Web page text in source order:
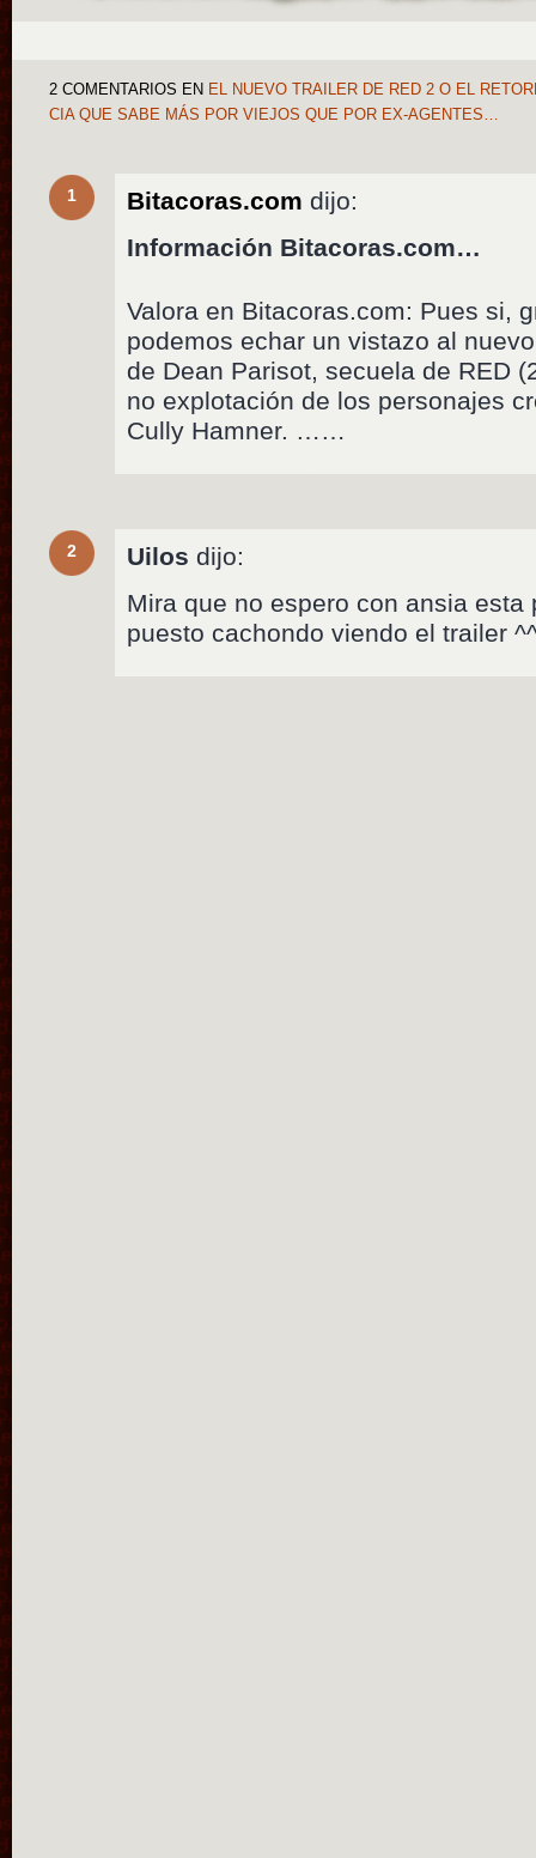
2 COMENTARIOS EN EL NUEVO TRAILER DE RED 2 O EL
CIA QUE SABE MÁS POR VIEJOS QUE POR EX-AGENTES…
1 Bitacoras.com dijo:
Información Bitacoras.com…
Valora en Bitacoras.com: Pues si,
podemos echar un vistazo al
de Dean Parisot, secuela de RED
no explotación de los personajes
Cully Hamner. ……
2 Uilos dijo:
Mira que no espero con ansia esta
puesto cachondo viendo el trailer